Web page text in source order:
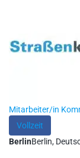
Mitarbeiter/in
Vollzeit
BerlinBerlin,